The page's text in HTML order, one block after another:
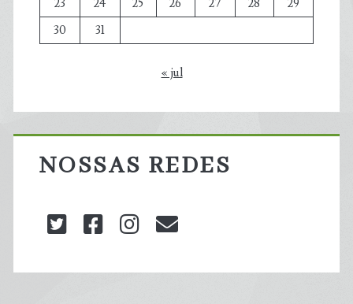
23
24 25 26 27 28
29
30
31
« jul
NOSSAS REDES
twitterfacebookinstagram